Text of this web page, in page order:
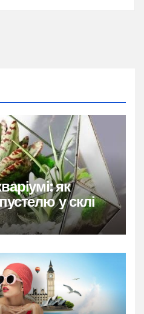
як
у склі